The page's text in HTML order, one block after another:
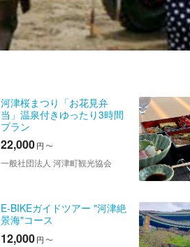
河津桜まつり「お花見弁
当」温泉付きゆったり3時間
プラン
22,000円 〜
一般社団法人 河津町観光協会
E-BIKEガイドツアー "河津絶
景海"コース
12,000円 〜